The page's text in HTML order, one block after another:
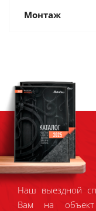
Монтаж
Наш выездной
Вам на